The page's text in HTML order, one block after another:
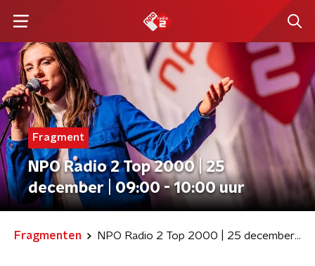
Fragment
NPO Radio 2 Top 2000 | 25
december | 09:00 - 10:00 uur
Fragmenten NPO Radio 2 Top 2000 | 25 december | 09:00 - 10:00 uur